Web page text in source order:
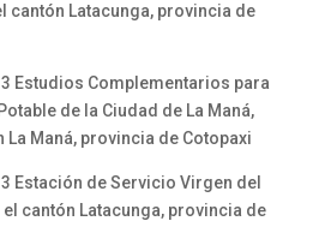
cantón Latacunga, provincia de
Estudios Complementarios para
de la Ciudad de La Maná,
La Maná, provincia de Cotopaxi
Estación de Servicio Virgen del
el cantón Latacunga, provincia de